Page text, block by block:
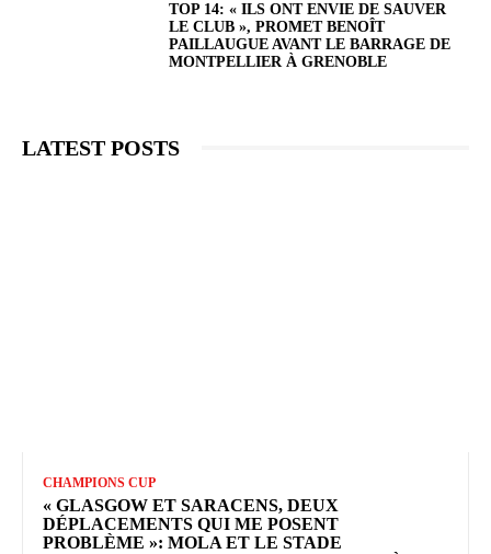
TOP 14: « ILS ONT ENVIE DE SAUVER
LE CLUB », PROMET BENOÎT
PAILLAUGUE AVANT LE BARRAGE DE
MONTPELLIER À GRENOBLE
LATEST POSTS
CHAMPIONS CUP
« GLASGOW ET SARACENS, DEUX
DÉPLACEMENTS QUI ME POSENT
PROBLÈME »: MOLA ET LE STADE